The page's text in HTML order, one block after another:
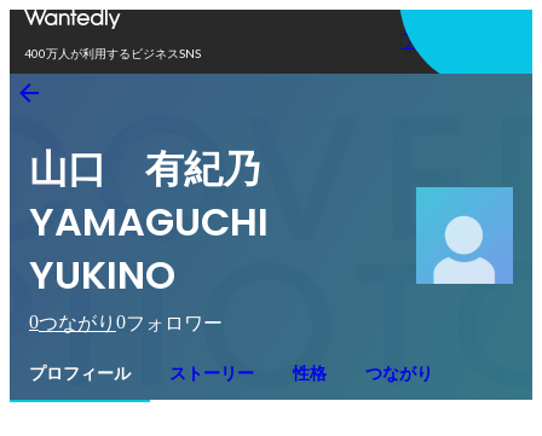
400万人が利用するビジネスSNS
アプリを使う
山口 有紀乃
YAMAGUCHI
YUKINO
0つながり 0フォロワー
プロフィール ストーリー 性格 つながり